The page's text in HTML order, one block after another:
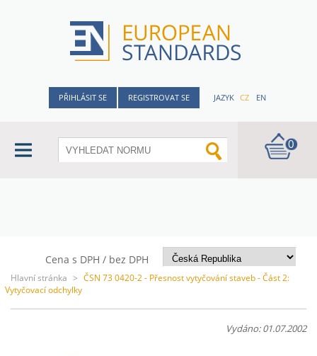
PŘIHLÁSIT SE REGISTROVAT SE JAZYK CZ EN
0
Cena s DPH / bez DPH
Hlavní stránka > ČSN 73 0420-2 - Přesnost vytyčování staveb - Část 2:
Vytyčovací odchylky
Vydáno: 01.07.2002